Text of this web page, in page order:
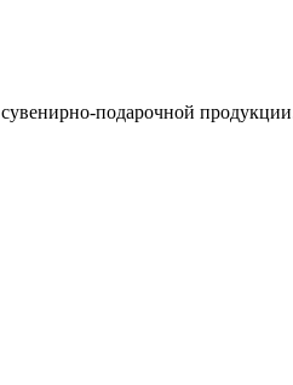
подарочной